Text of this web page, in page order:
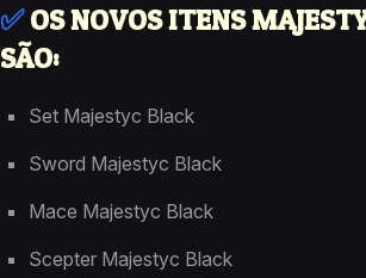
✅OS NOVOS ITENS
SÃO:
Set Majestyc Black
Sword Majestyc Black
Mace Majestyc Black
Scepter Majestyc Black